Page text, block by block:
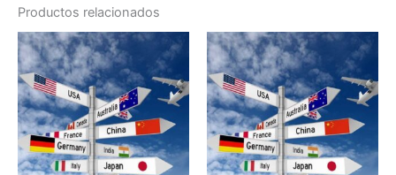
Productos relacionados